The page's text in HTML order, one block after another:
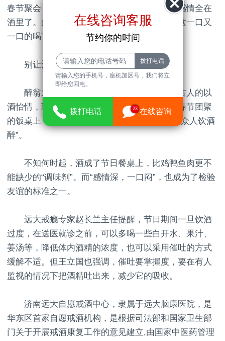
春节聚会，相信不少人最常说的一句话也是：感情全在
酒里了。的确，酒中盛满了我们的祝福，但是这一口又
一口的喝下去，换来的却是哪哪儿都不舒服。
别让酒精 把节日变成“劫日”
醉翁之意不在酒，在乎山水之间也。比起古人的以
酒怡情，现代人则更喜欢借酒助兴，尤其是在春节团聚
的饭桌上，大家推杯换盏不亦乐乎，真可谓是“众人饮酒
醉”。
不知何时起，酒成了节日餐桌上，比鸡鸭鱼肉更不
能缺少的“调味剂”。而“感情深，一口闷”，也成为了检验
友谊的标准之一。
远大戒瘾专家赵长兰主任提醒，节日期间一旦饮酒
过度，在送医就诊之前，可以多喝一些白开水、果汁、
姜汤等，降低体内酒精的浓度，也可以采用催吐的方式
缓解不适。但王立国也强调，催吐要掌握度，要在有人
监视的情况下把酒精吐出来，减少它的吸收。
济南远大自愿戒酒中心，隶属于远大脑康医院，是
华东区首家自愿戒酒机构，是根据司法部和国家卫生部
门关于开展戒酒康复工作的意见建立,由国家中医药管理
在线咨询客服
节约你的时间
请输入您的手机号，座机加区号，我们将立
即给您回电。
拨打电话 23 在线咨询